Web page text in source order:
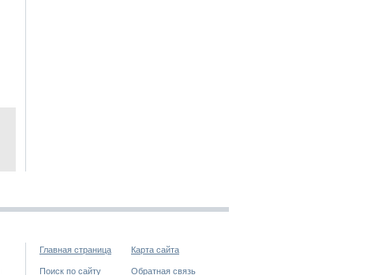
Главная страница Карта сайта
Поиск по сайту Обратная связь